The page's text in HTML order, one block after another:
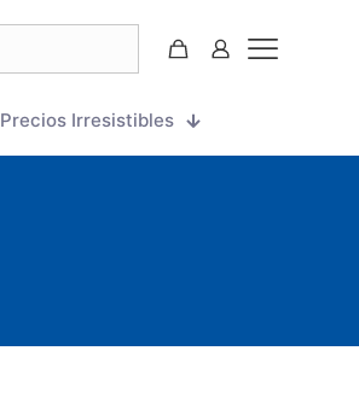
Precios Irresistibles